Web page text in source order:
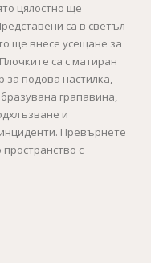
цялостно ще
са в светъл
ще внесе усещане за
са с матиран
за подова настилка,
грапавина,
и
Превърнете
с